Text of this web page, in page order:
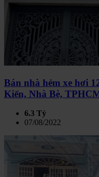
Bán nhà hẻm xe hơi
Kiển, Nhà Bè,
6.3 Tỷ
07/08/2022